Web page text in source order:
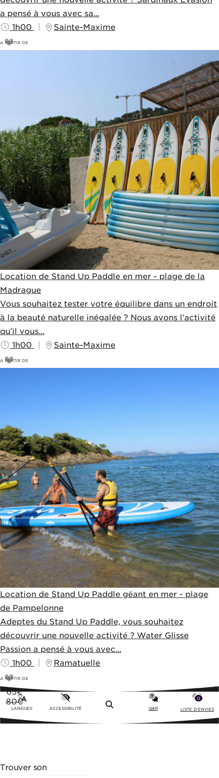
a pensé à vous avec sa...
1h00
Sainte-Maxime
A PARTIR DE
Location de Stand Up Paddle en mer - plage de la
Madrague
Vous souhaitez tester votre équilibre dans un endroit
à la beauté naturelle inégalée ? Nous avons l’activité
qu’il vous...
1h00
Sainte-Maxime
A PARTIR DE
Location de Stand Up Paddle géant en mer - plage
de Pampelonne
Adeptes du Stand Up Paddle, vous souhaitez
découvrir une nouvelle activité ? Water Glisse
Passion a pensé à vous avec...
1h00
Ramatuelle
A PARTIR DE
65€
80€
LANGUES ACCESSIBILITÉ Menu Q&R
0
LISTE D'ENVIES
Trouver son